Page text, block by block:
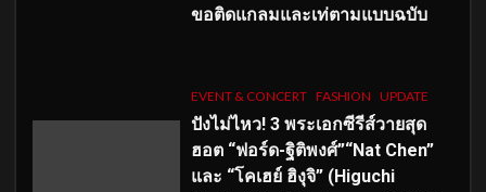
ขอติดแกลมและเท่ตามแบบฉบับ
EVENT & CONCERT FASHION UPDATE
ปังไม่ไหว! 3 พระเอกซีรีส์วายสุด
ฮอต “ฟอร์ด-ฐิติพงศ์”“Nat Chen”
และ “โคเฮย์ ฮิงุจิ” (Higuchi